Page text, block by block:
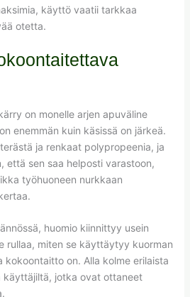
käyttö vaatii tarkkaa
otetta.
on monelle arjen apuväline
enemmän kuin käsissä on järkeä.
ja renkaat polypropeenia, ja
että sen saa helposti varastoon,
työhuoneen nurkkaan
huomio kiinnittyy usein
rullaa, miten se käyttäytyy kuorman
kokoontaitto on. Alla kolme erilaista
käyttäjiltä, jotka ovat ottaneet